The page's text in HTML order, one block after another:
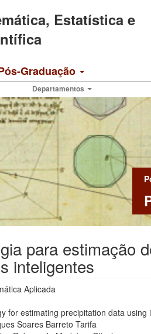
Estatística e
Graduação
Departamentos
para estimação
inteligentes
Aplicada
for estimating precipitation data using
Soares Barreto Tarifa